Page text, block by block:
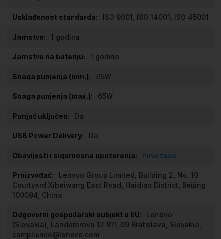
ISO 9001, ISO 14001, ISO 45001
1 godina
1 godino
45W
65W
Da
Da
Povezava
Lenovo Group Limited, Building 2, No. 10
Courtyard Xibeiwang East Road, Haidian District, Beijing
100094, China
Lenovo
(Slovakia), Landererova 12 811, 09 Bratislava, Slovakia,
compliance@lenovo.com